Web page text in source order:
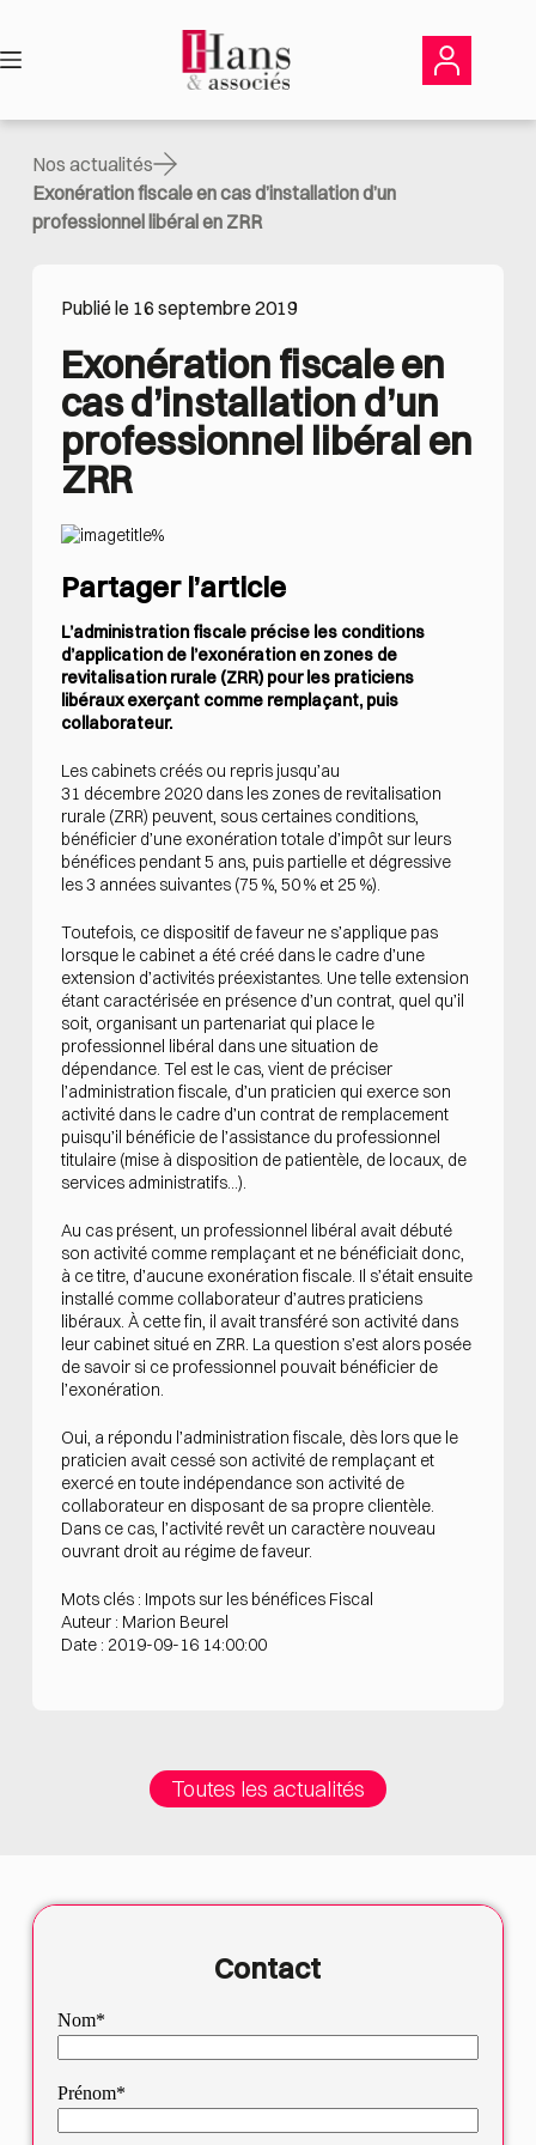
contenu
Nos actualités
Exonération fiscale en cas d’installation d’un
professionnel libéral en ZRR
Publié le 16 septembre 2019
Exonération fiscale en
cas d’installation d’un
professionnel libéral en
ZRR
Partager l’article
L’administration fiscale précise les conditions
d’application de l’exonération en zones de
revitalisation rurale (ZRR) pour les praticiens
libéraux exerçant comme remplaçant, puis
collaborateur.
Les cabinets créés ou repris jusqu’au
31 décembre 2020 dans les zones de revitalisation
rurale (ZRR) peuvent, sous certaines conditions,
bénéficier d’une exonération totale d’impôt sur leurs
bénéfices pendant 5 ans, puis partielle et dégressive
les 3 années suivantes (75 %, 50 % et 25 %).
Toutefois, ce dispositif de faveur ne s’applique pas
lorsque le cabinet a été créé dans le cadre d’une
extension d’activités préexistantes. Une telle extension
étant caractérisée en présence d’un contrat, quel qu’il
soit, organisant un partenariat qui place le
professionnel libéral dans une situation de
dépendance. Tel est le cas, vient de préciser
l’administration fiscale, d’un praticien qui exerce son
activité dans le cadre d’un contrat de remplacement
puisqu’il bénéficie de l’assistance du professionnel
titulaire (mise à disposition de patientèle, de locaux, de
services administratifs…).
Au cas présent, un professionnel libéral avait débuté
son activité comme remplaçant et ne bénéficiait donc,
à ce titre, d’aucune exonération fiscale. Il s’était ensuite
installé comme collaborateur d’autres praticiens
libéraux. À cette fin, il avait transféré son activité dans
leur cabinet situé en ZRR. La question s’est alors posée
de savoir si ce professionnel pouvait bénéficier de
l’exonération.
Oui, a répondu l’administration fiscale, dès lors que le
praticien avait cessé son activité de remplaçant et
exercé en toute indépendance son activité de
collaborateur en disposant de sa propre clientèle.
Dans ce cas, l’activité revêt un caractère nouveau
ouvrant droit au régime de faveur.
Mots clés : Impots sur les bénéfices Fiscal
Auteur : Marion Beurel
Date : 2019-09-16 14:00:00
Toutes les actualités
Contact
Nom*
Prénom*